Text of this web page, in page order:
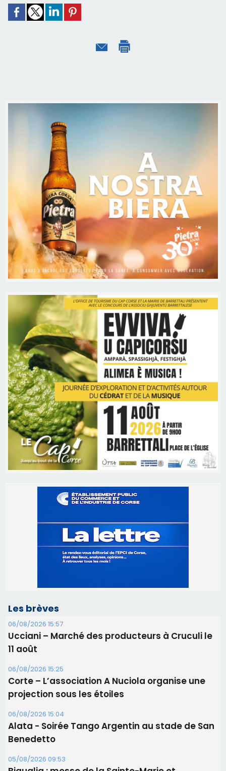
06/08/2026 15:57
Ucciani – Marché des producteurs à Cruculi le
Corte – L’association A Nuciola organise une
projection sous les étoiles
06/08/2026 15:04
Alata - Soirée Tango Argentin au stade de San
Benedetto
05/08/2026 09:53
Biguglia : messe de la Sainte-Marie et
procession le 14 août
31/07/2026 08:24
Tennis - Début ce week-end du tournoi du
RCPV
31/07/2026 08:22